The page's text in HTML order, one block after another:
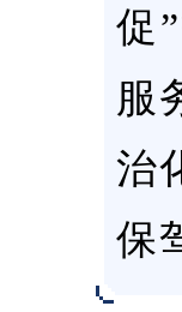
促
服
治
保